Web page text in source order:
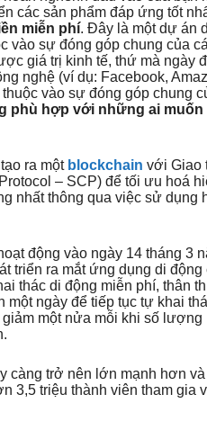
các sản phẩm đáp ứng tốt
miễn phí. Đây là một dự án
vào sự đóng góp chung của
giá trị kinh tế, thứ mà ngày
nghệ (ví dụ: Facebook,
vào sự đóng góp chung
phù hợp với những ai muốn
ra một blockchain với Giao
– SCP) để tối ưu hoá
nhất thông qua việc sử dụng
động vào ngày 14 tháng 3
triển ra mắt ứng dụng di
thác di động miễn phí, thân
một ngày để tiếp tục tự khai
một nửa mỗi khi số
càng trở nên lớn mạnh hơn
3,5 triệu thành viên tham gia